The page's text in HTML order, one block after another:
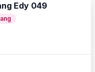
Edy 049